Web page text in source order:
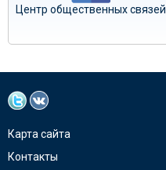
Центр общественных связей
Карта сайта
Контакты